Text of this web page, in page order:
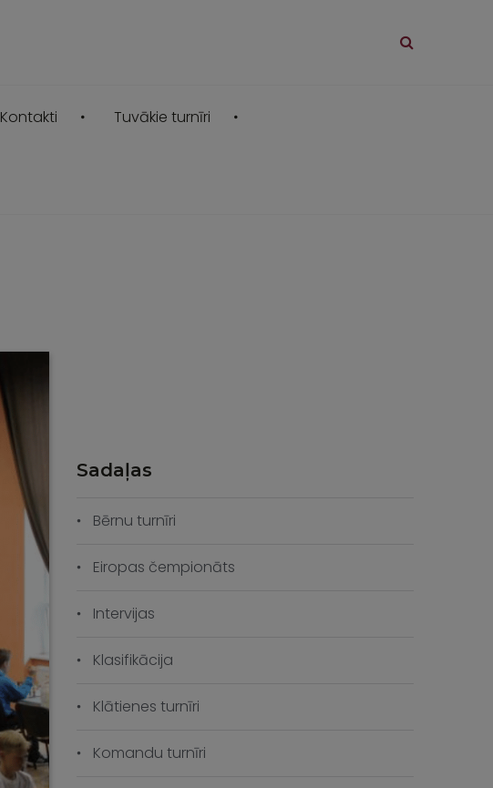
Kontakti Tuvākie turnīri
Sadaļas
Bērnu turnīri
Eiropas čempionāts
Intervijas
Klasifikācija
Klātienes turnīri
Komandu turnīri